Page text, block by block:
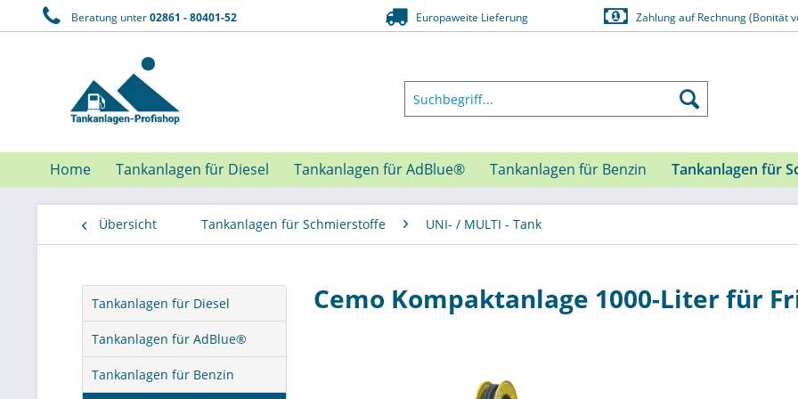
Beratung unter02861 - 80401-52 Europaweite Lieferung Zahlung auf Rechnung (Bonität
Home Tankanlagen für Diesel Tankanlagen für AdBlue® Tankanlagen für Benzin Tankanlagen für
Übersicht Tankanlagen für Schmierstoffe UNI- / MULTI - Tank
Tankanlagen für Diesel
Tankanlagen für AdBlue®
Tankanlagen für Benzin
Cemo Kompaktanlage 1000-Liter für